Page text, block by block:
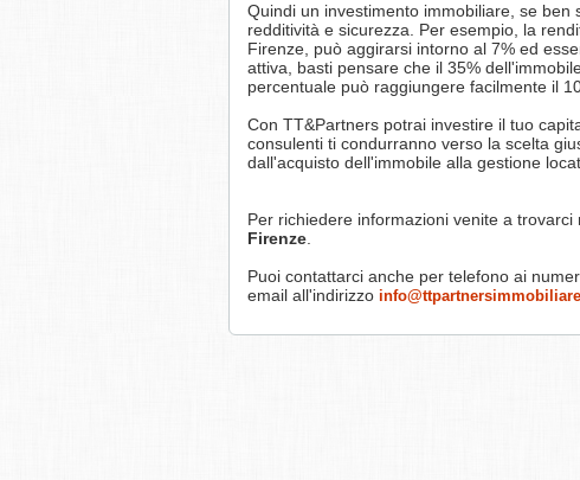
Quindi un investimento immobiliare, se
redditività e sicurezza. Per esempio, la
Firenze, può aggirarsi intorno al 7% ed
attiva, basti pensare che il 35%
percentuale può raggiungere facilmente il
Con TT&Partners potrai investire il tuo
consulenti ti condurranno verso la scelta
dall'acquisto dell'immobile alla gestione
Per richiedere informazioni venite a trovarci
Firenze
Puoi contattarci anche per telefono ai
email all'indirizzo